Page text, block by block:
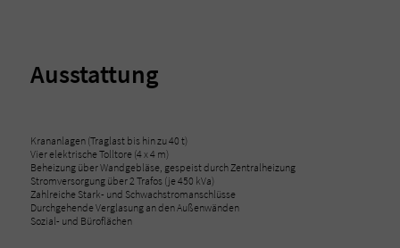
Ausstattung
Krananlagen (Traglast bis hin zu 40 t)
Vier elektrische Tolltore (4 x 4 m)
Beheizung über Wandgebläse, gespeist durch Zentralheizung
Stromversorgung über 2 Trafos (je 450 kVa)
Zahlreiche Stark- und Schwachstromanschlüsse
Durchgehende Verglasung an den Außenwänden
Sozial- und Büroflächen